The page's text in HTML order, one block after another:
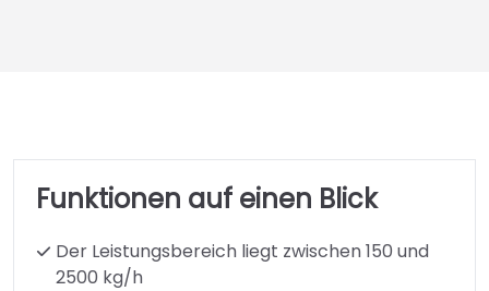
Funktionen auf einen Blick
Der Leistungsbereich liegt zwischen 150 und
2500 kg/h